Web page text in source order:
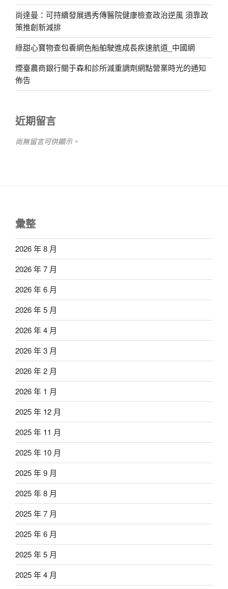
尚達曼：可持續發展遇秀傳醫院健康檢查政治逆風 須靠政
策推創新減排
綠甜心寶物查包養網色船舶駛進成長疾速航道_中國網
煙臺農商銀行關于森和診所減重調劑網點營業時光的通知
佈告
近期留言
尚無留言可供顯示。
彙整
2026 年 8 月
2026 年 7 月
2026 年 6 月
2026 年 5 月
2026 年 4 月
2026 年 3 月
2026 年 2 月
2026 年 1 月
2025 年 12 月
2025 年 11 月
2025 年 10 月
2025 年 9 月
2025 年 8 月
2025 年 7 月
2025 年 6 月
2025 年 5 月
2025 年 4 月